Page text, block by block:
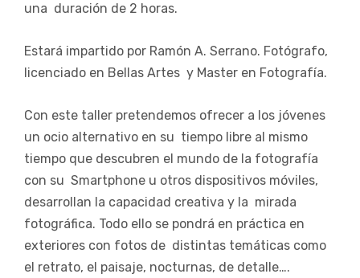
una duración de 2 horas.
Estará impartido por Ramón A. Serrano. Fotógrafo,
licenciado en Bellas Artes y Master en Fotografía.
Con este taller pretendemos ofrecer a los jóvenes
un ocio alternativo en su tiempo libre al mismo
tiempo que descubren el mundo de la fotografía
con su Smartphone u otros dispositivos móviles,
desarrollan la capacidad creativa y la mirada
fotográfica. Todo ello se pondrá en práctica en
exteriores con fotos de distintas temáticas como
el retrato, el paisaje, nocturnas, de detalle….